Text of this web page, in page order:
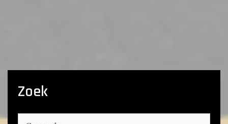
Zoek